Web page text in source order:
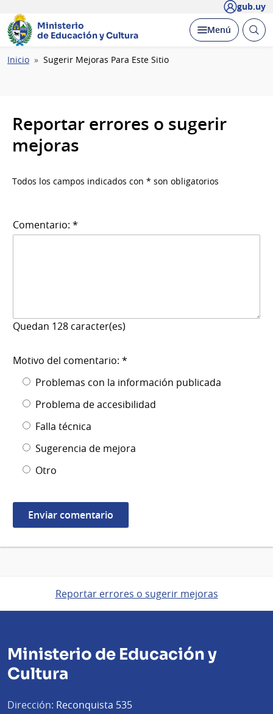
gub.uy
Ministerio
de Educación y Cultura
Desplegar
Menú Abrir
Ruta
Inicio Sugerir Mejoras Para Este Sitio
Reportar errores o sugerir
mejoras
Todos los campos indicados con * son obligatorios
Comentario: *
Quedan 128 caracter(es)
Motivo del comentario: *
Problemas con la información publicada
Problema de accesibilidad
Falla técnica
Sugerencia de mejora
Otro
Reportar errores o sugerir mejoras
Ministerio de Educación y
Cultura
Dirección: Reconquista 535